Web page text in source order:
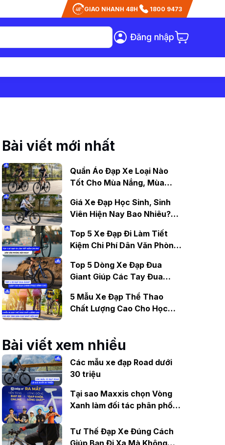
GIAO NHANH 48H 1800 9473
Đăng nhập
Bài viết mới nhất
Quần Áo Đạp Xe Loại Nào
Tốt Cho Mùa Nắng, Mùa
Giá Xe Đạp Học Sinh, Sinh
Viên Hiện Nay Bao Nhiêu?
Top 5 Xe Đạp Đi Làm Tiết
Kiệm Chi Phí Dân Văn Phòng
Top 5 Dòng Xe Đạp Đua
Giant Giúp Các Tay Đua
5 Mẫu Xe Đạp Thể Thao
Chất Lượng Cao Cho Học
Bài viết xem nhiều
Các mẫu xe đạp Road dưới
30 triệu
Tại sao Maxxis chọn Vòng
Xanh làm đối tác phân phối
Tư Thế Đạp Xe Đúng Cách
Giúp Bạn Đi Xa Mà Không